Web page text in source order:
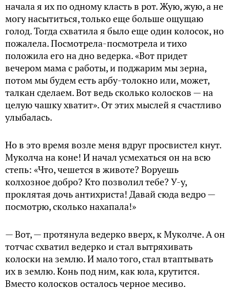
начала я их по одному класть в рот. Жую, жую, а не
могу насытиться, только еще больше ощущаю
голод. Тогда схватила я было еще один колосок, но
пожалела. Посмотрела-посмотрела и тихо
положила его на дно ведерка. «Вот придет
вечером мама с работы, и поджарим мы зерна,
потом мы будем есть арбу-толокно или, может,
талкан сделаем. Вот ведь сколько колосков — на
целую чашку хватит». От этих мыслей я счастливо
улыбалась.
Но в это время возле меня вдруг просвистел кнут.
Муколча на коне! И начал усмехаться он на всю
степь: «Что, чешется в животе? Воруешь
колхозное добро? Кто позволил тебе? У-у,
проклятая дочь антихриста! Давай сюда ведро —
посмотрю, сколько нахапала!»
— Вот, — протянула ведерко вверх, к Муколче. А он
тотчас схватил ведерко и стал вытряхивать
колоски на землю. И мало того, стал втаптывать
их в землю. Конь под ним, как юла, крутится.
Вместо колосков осталось черное месиво.